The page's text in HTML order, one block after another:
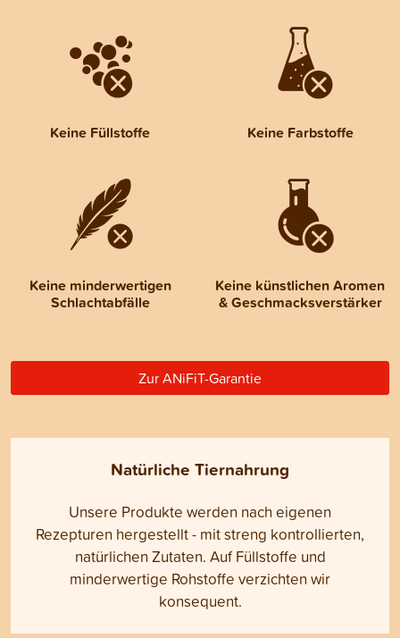
Keine Füllstoffe Keine Farbstoffe
Keine minderwertigen
Schlachtabfälle
Keine künstlichen Aromen
& Geschmacksverstärker
Zur ANiFiT-Garantie
Natürliche Tiernahrung
Unsere Produkte werden nach eigenen
Rezepturen hergestellt - mit streng kontrollierten,
natürlichen Zutaten. Auf Füllstoffe und
minderwertige Rohstoffe verzichten wir
konsequent.